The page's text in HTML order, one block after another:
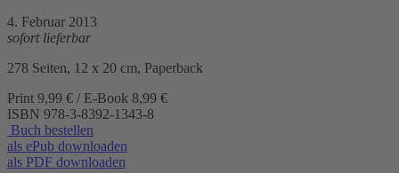
4. Februar 2013
sofort lieferbar
278 Seiten, 12 x 20 cm, Paperback
Print 9,99 € / E-Book 8,99 €
ISBN 978-3-8392-1343-8
Buch bestellen
als ePub downloaden
als PDF downloaden